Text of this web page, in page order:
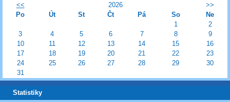
<<
2026
>>
Po
Út St Čt Pá So
Ne
1
2
3
4 5 6 7 8
9
10
11 12 13 14 15
16
17
18 19 20 21 22
23
24
25 26 27 28 29
30
31
Statistiky